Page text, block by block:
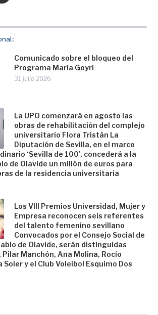
Comunicado sobre el bloqueo del
Programa María Goyri
31 julio 2026
La UPO comenzará en agosto las
obras de rehabilitación del complejo
universitario Flora Tristán La
Diputación de Sevilla, en el marco
‘Sevilla de 100’, concederá a la
de Olavide un millón de euros para
de la residencia universitaria
Los VIII Premios Universidad, Mujer y
Empresa reconocen seis referentes
del talento femenino sevillano
Convocados por el Consejo Social de
de Olavide, serán distinguidas
Pilar Manchón, Ana Molina, Rocío
y el Club Voleibol Esquimo Dos